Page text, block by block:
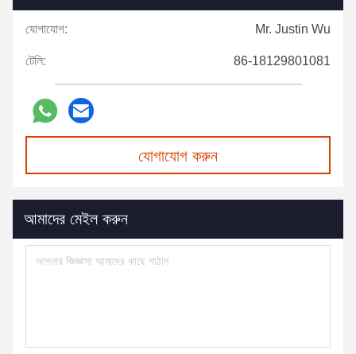
যোগাযোগ: Mr. Justin Wu
টেলি: 86-18129801081
যোগাযোগ করুন
আমাদের মেইল করুন